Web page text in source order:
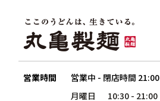
粟田社長が語るトリドールDX
DXビジョン2028
ステークホルダーとの
コミュニケーション
営業時間 営業中 - 閉店時間 21:00
月曜日 10:30 - 21:00